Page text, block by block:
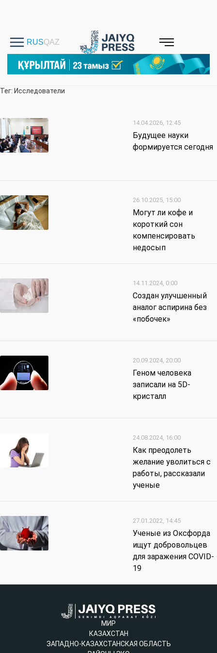
Тег: Исследователи
14.04.2026, 12:45
Будущее науки
формируется сегодня
26.10.2025, 15:00
Могут ли кофе и
короткий сон
компенсировать
недосып
14.11.2024, 0:00
Создан улучшенный
аналог аспирина без
«побочек»
20.09.2024, 20:00
Геном человека
записали на 5D-
кристалл
24.08.2024, 16:00
Как преодолеть
желание уволиться с
работы, рассказали
ученые
27.01.2022, 14:45
Ученые из Оксфорда
ищут добровольцев
для заражения COVID-
19
МИР
КАЗАХСТАН
ЗАПАДНО-КАЗАХСТАНСКАЯ ОБЛАСТЬ